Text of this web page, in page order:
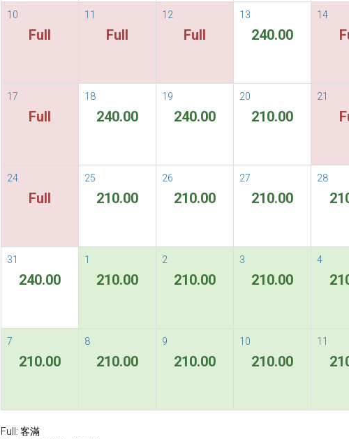
10
Full
11
Full
12
Full
13
240.00
14
17
Full
18
240.00
19
240.00
20
210.00
21
24
Full
25
210.00
26
210.00
27
210.00
28
31
240.00
1
210.00
2
210.00
3
210.00
4
7
210.00
8
210.00
9
210.00
10
210.00
11
Full: 客滿